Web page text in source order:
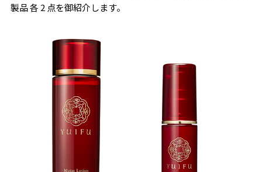
製品 各 2 点を御紹介します。